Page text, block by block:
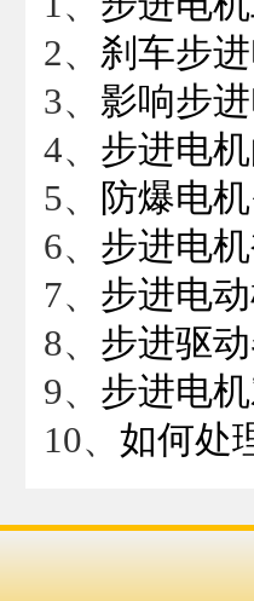
2、 刹车步
3、 影响步
4、 步进电
5、
防爆电
6、 步进电
7、 步进电
8、 步进驱
9、 步进电
10、 如何处